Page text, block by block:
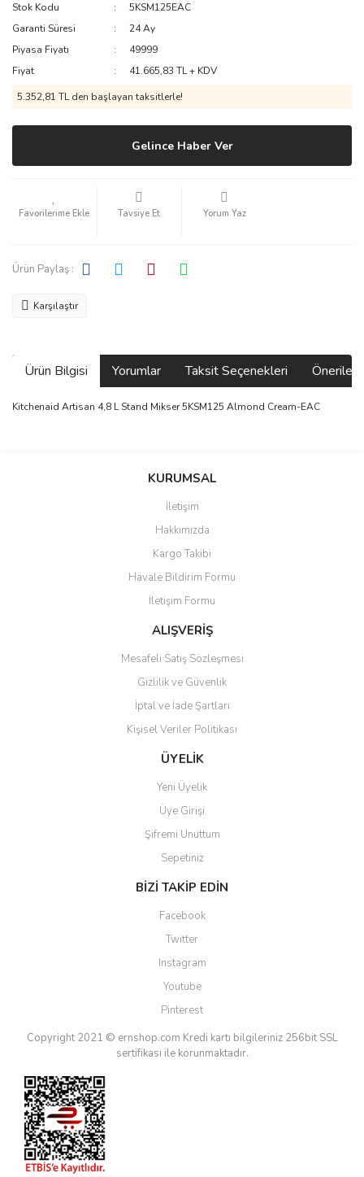
Stok Kodu
5KSM125EAC
Garanti Süresi
24 Ay
Piyasa Fiyatı
49999
Fiyat
41.665,83 TL + KDV
5.352,81 TL den başlayan taksitlerle!
Gelince Haber Ver
Tavsiye Et Yorum Yaz
Ürün Paylaş :
Karşılaştır
Ürün Bilgisi Yorumlar Taksit Seçenekleri
Kitchenaid Artisan 4,8 L Stand Mikser 5KSM125 Almond Cream-EAC
Bu ürüne ilk yorumu siz yapın!
Ürün resmi kalitesiz, bozuk veya görüntülenemiyor.
Ürün açıklamasında eksik bilgiler bulunuyor.
Ürün bilgilerinde hatalar bulunuyor.
Ürün fiyatı diğer sitelerden daha pahalı.
Bu ürüne benzer farklı alternatifler olmalı.
Gönder
KURUMSAL
İletişim
Hakkımızda
Kargo Takibi
Havale Bildirim Formu
İletişim Formu
ALIŞVERİŞ
Mesafeli Satış Sözleşmesi
Gizlilik ve Güvenlik
İptal ve İade Şartları
Kişisel Veriler Politikası
ÜYELİK
Yeni Üyelik
Üye Girişi
Şifremi Unuttum
Sepetiniz
BİZİ TAKİP EDİN
Facebook
Twitter
Instagram
Youtube
Pinterest
Copyright 2021 © ernshop.com Kredi kartı bilgileriniz 256bit SSL
sertifikası ile korunmaktadır.